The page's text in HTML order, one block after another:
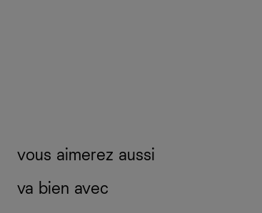
vous aimerez aussi
va bien avec